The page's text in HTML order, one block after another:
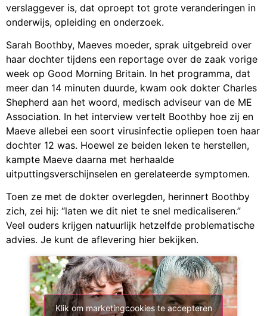
verslaggever is, dat oproept tot grote veranderingen in
onderwijs, opleiding en onderzoek.
Sarah Boothby, Maeves moeder, sprak uitgebreid over
haar dochter tijdens een reportage over de zaak vorige
week op Good Morning Britain. In het programma, dat
meer dan 14 minuten duurde, kwam ook dokter Charles
Shepherd aan het woord, medisch adviseur van de ME
Association. In het interview vertelt Boothby hoe zij en
Maeve allebei een soort virusinfectie opliepen toen haar
dochter 12 was. Hoewel ze beiden leken te herstellen,
kampte Maeve daarna met herhaalde
uitputtingsverschijnselen en gerelateerde symptomen.
Toen ze met de dokter overlegden, herinnert Boothby
zich, zei hij: “laten we dit niet te snel medicaliseren.”
Veel ouders krijgen natuurlijk hetzelfde problematische
advies. Je kunt de aflevering hier bekijken.
Klik om marketingcookies te accepteren